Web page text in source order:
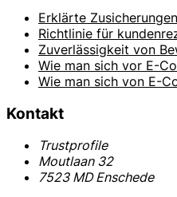
Erklärte Zusicherungen
Richtlinie für
Zuverlässigkeit von
Wie man sich vor E-
Wie man sich von E-
Kontakt
Trustprofile
Moutlaan 32
7523 MD Enschede